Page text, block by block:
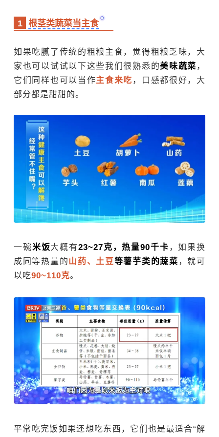
1 根茎类蔬菜当主食
如果吃腻了传统的粗粮主食，觉得粗粮乏味，大
家也可以试试以下这些我们很熟悉的美味蔬菜 ，
它们同样也可以当作主食来吃 ，口感都很好，大
部分都是甜甜的。
一碗米饭大概有23~27克，热量90千卡 ，如果换
成同等热量的山药、土豆等薯芋类的蔬菜 ，就可
以吃90~110克。
平常吃完饭如果还想吃东西，它们也是最适合“解